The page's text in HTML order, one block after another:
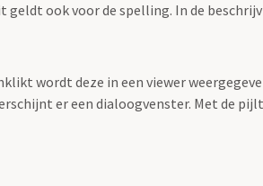
geldt ook voor de spelling. In de
wordt deze in een viewer
er een dialoogvenster. Met de